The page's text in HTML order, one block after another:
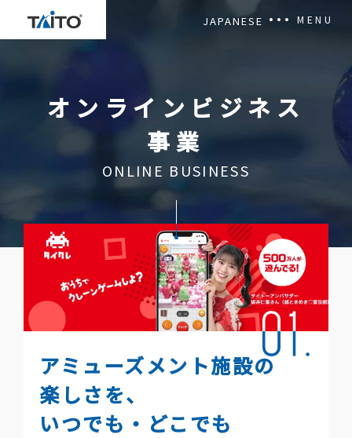
JAPANESE MENU
NEWSROOM
Terms of Use
Contact
オンラインビジネス
事業
ONLINE BUSINESS
アミューズメント施設の
楽しさを、
いつでも・どこでも